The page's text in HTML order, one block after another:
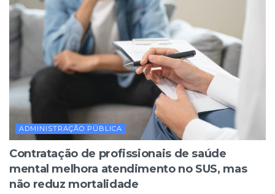
ADMINISTRAÇÃO PÚBLICA
Contratação de profissionais de saúde
mental melhora atendimento no SUS, mas
não reduz mortalidade